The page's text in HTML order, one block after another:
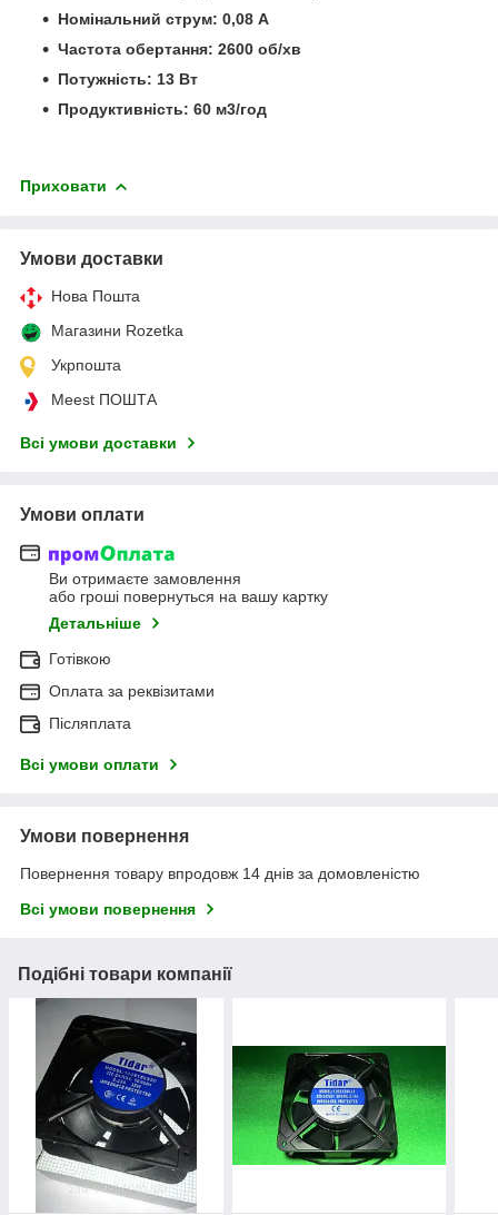
Номінальний струм: 0,08 А
Частота обертання: 2600 об/хв
Потужність: 13 Вт
Продуктивність: 60 м3/год
Приховати
Умови доставки
Нова Пошта
Магазини Rozetka
Укрпошта
Meest ПОШТА
Всі умови доставки
Умови оплати
Ви отримаєте замовлення
або гроші повернуться на вашу картку
Детальніше
Готівкою
Оплата за реквізитами
Післяплата
Всі умови оплати
Умови повернення
Повернення товару впродовж 14 днів за домовленістю
Всі умови повернення
Подібні товари компанії